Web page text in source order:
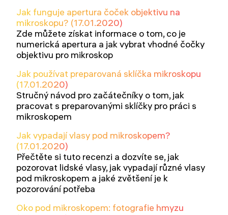
Jak funguje apertura čoček objektivu na
mikroskopu? (17.01.2020)
Zde můžete získat informace o tom, co je
numerická apertura a jak vybrat vhodné čočky
objektivu pro mikroskop
Jak používat preparovaná sklíčka mikroskopu
(17.01.2020)
Stručný návod pro začátečníky o tom, jak
pracovat s preparovanými sklíčky pro práci s
mikroskopem
Jak vypadají vlasy pod mikroskopem?
(17.01.2020)
Přečtěte si tuto recenzi a dozvíte se, jak
pozorovat lidské vlasy, jak vypadají různé vlasy
pod mikroskopem a jaké zvětšení je k
pozorování potřeba
Oko pod mikroskopem: fotografie hmyzu